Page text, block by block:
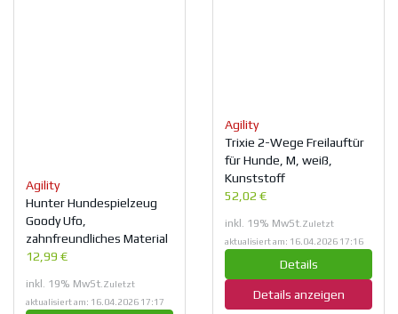
Agility
Hunter Hundespielzeug
Goody Ufo,
zahnfreundliches Material
12,99 €
inkl. 19% MwSt.Zuletzt
aktualisiert am: 16.04.2026 17:17
Agility
Trixie 2-Wege Freilauftür
für Hunde, M, weiß,
Kunststoff
52,02 €
inkl. 19% MwSt.Zuletzt
aktualisiert am: 16.04.2026 17:16
Details
Details anzeigen